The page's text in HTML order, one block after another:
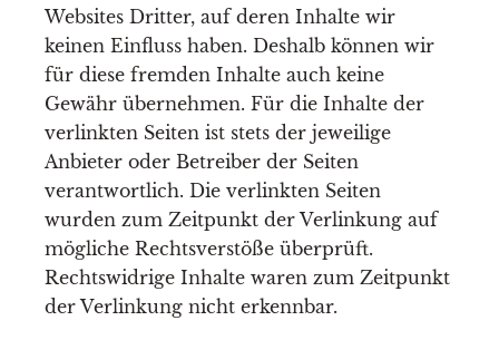
Websites Dritter, auf deren Inhalte wir
keinen Einfluss haben. Deshalb können wir
für diese fremden Inhalte auch keine
Gewähr übernehmen. Für die Inhalte der
verlinkten Seiten ist stets der jeweilige
Anbieter oder Betreiber der Seiten
verantwortlich. Die verlinkten Seiten
wurden zum Zeitpunkt der Verlinkung auf
mögliche Rechtsverstöße überprüft.
Rechtswidrige Inhalte waren zum Zeitpunkt
der Verlinkung nicht erkennbar.